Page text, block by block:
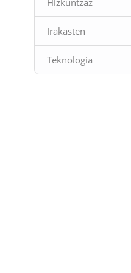
Hizkuntzaz
Irakasten
Teknologia